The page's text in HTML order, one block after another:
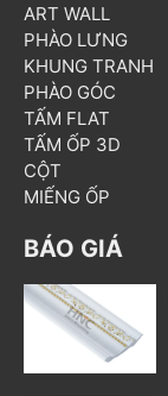
ART WALL
PHÀO LƯNG
KHUNG TRANH
PHÀO GÓC
TẤM FLAT
TẤM ỐP 3D
CỘT
MIẾNG ỐP
BÁO GIÁ